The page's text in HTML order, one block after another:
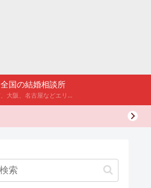
全国の結婚相談所
東京、大阪、名古屋などエリア別のアンケート調査や結婚相談所・婚活パーティーの体験談などを公開。